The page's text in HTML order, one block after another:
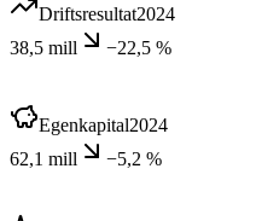
Driftsresultat2024
38,5 mill
−22,5 %
Egenkapital2024
62,1 mill
−5,2 %